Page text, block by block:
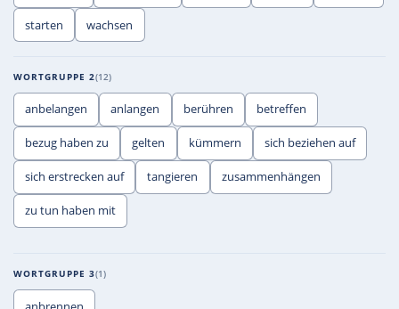
starten wachsen
WORTGRUPPE 2 12
anbelangen anlangen berühren betreffen
bezug haben zu gelten kümmern sich beziehen auf
sich erstrecken auf tangieren zusammenhängen
zu tun haben mit
WORTGRUPPE 3 1